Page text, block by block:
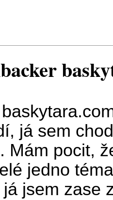
já sem
Mám pocit,
jedno
jsem zase